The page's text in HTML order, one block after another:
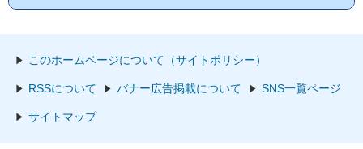
このホームページについて（サイトポリシー）
RSSについて バナー広告掲載について SNS一覧ページ
サイトマップ